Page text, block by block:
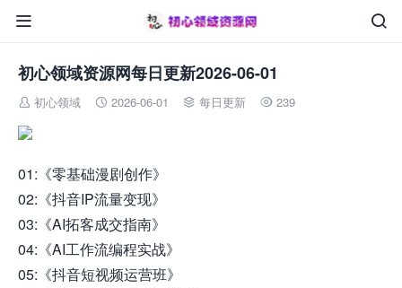


初心领域资源网每日更新2026-06-01
 初心领域  2026-06-01  每日更新  239
01:《零基础漫剧创作》
02:《抖音IP流量变现》
03:《AI拓客成交指南》
04:《AI工作流编程实战》
05:《抖音短视频运营班》